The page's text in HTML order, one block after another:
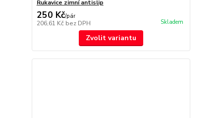
Rukavice zimní antislip
250 Kč/pár
206,61 Kč bez DPH Skladem
Zvolit variantu